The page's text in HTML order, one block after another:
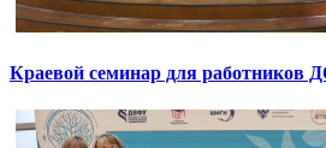
Краевой семинар для работников